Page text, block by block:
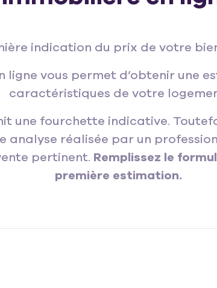
indication du prix de votre
ligne vous permet d’obtenir une
caractéristiques de votre
une fourchette indicative.
analyse réalisée par un
pertinent. Remplissez le
première estimation.